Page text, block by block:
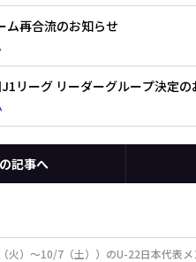
ム再合流のお知らせ
リーグ リーダーグループ決定の
記事へ
火）～10/7（土））のU-22日本代表メ